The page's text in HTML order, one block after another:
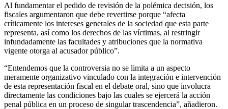
Al fundamentar el pedido de revisión de la polémica decisión, los
fiscales argumentaron que debe revertirse porque “afecta
críticamente los intereses generales de la sociedad que esta parte
representa, así como los derechos de las víctimas, al restringir
infundadamente las facultades y atribuciones que la normativa
vigente otorga al acusador público”.
“Entendemos que la controversia no se limita a un aspecto
meramente organizativo vinculado con la integración e intervención
de esta representación fiscal en el debate oral, sino que involucra
directamente las condiciones bajo las cuales se ejercerá la acción
penal pública en un proceso de singular trascendencia”, añadieron.